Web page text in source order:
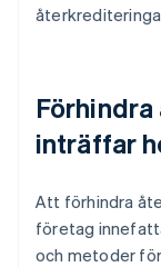
inträffar
Att förhindra
företag
och metoder